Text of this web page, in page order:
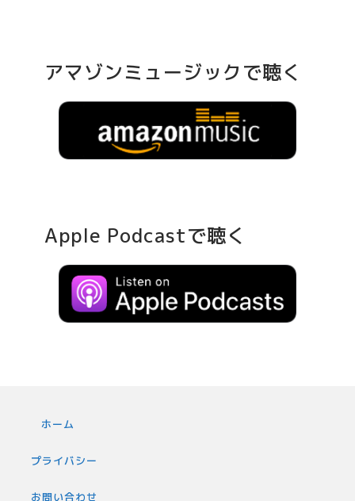
アマゾンミュージックで聴く
Apple Podcastで聴く
ホーム
プライバシー
お問い合わせ